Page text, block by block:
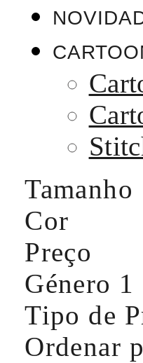
Tamanho
Cor
Preço
Género 1
Tipo de
Ordenar